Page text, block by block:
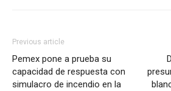
Previous article
Pemex pone a prueba su
capacidad de respuesta con
simulacro de incendio en la